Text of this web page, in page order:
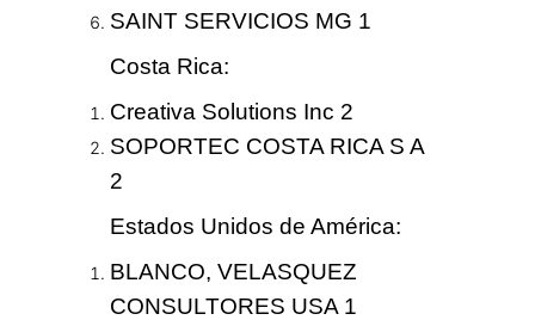
SAINT SERVICIOS MG 1
Costa Rica:
Creativa Solutions Inc 2
SOPORTEC COSTA RICA S A
2
Estados Unidos de América:
BLANCO, VELASQUEZ
CONSULTORES USA 1